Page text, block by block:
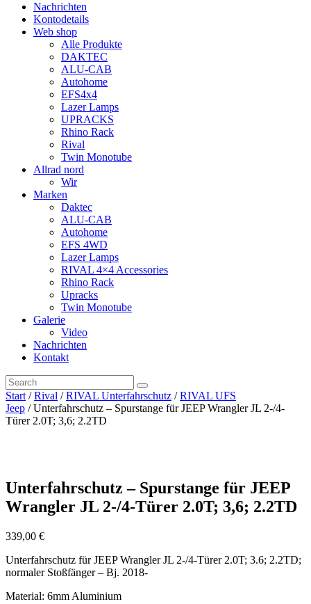
Nachrichten
Kontodetails
Web shop
Alle Produkte
DAKTEC
ALU-CAB
Autohome
EFS4x4
Lazer Lamps
UPRACKS
Rhino Rack
Rival
Twin Monotube
Allrad nord
Wir
Marken
Daktec
ALU-CAB
Autohome
EFS 4WD
Lazer Lamps
RIVAL 4×4 Accessories
Rhino Rack
Upracks
Twin Monotube
Galerie
Video
Nachrichten
Kontakt
Start /Rival /RIVAL Unterfahrschutz /RIVAL UFS
Jeep / Unterfahrschutz – Spurstange für JEEP Wrangler JL 2-/4-
Türer 2.0T; 3,6; 2.2TD
Unterfahrschutz – Spurstange für JEEP
Wrangler JL 2-/4-Türer 2.0T; 3,6; 2.2TD
339,00 €
Unterfahrschutz für JEEP Wrangler JL 2-/4-Türer 2.0T; 3.6; 2.2TD;
normaler Stoßfänger – Bj. 2018-
Material: 6mm Aluminium